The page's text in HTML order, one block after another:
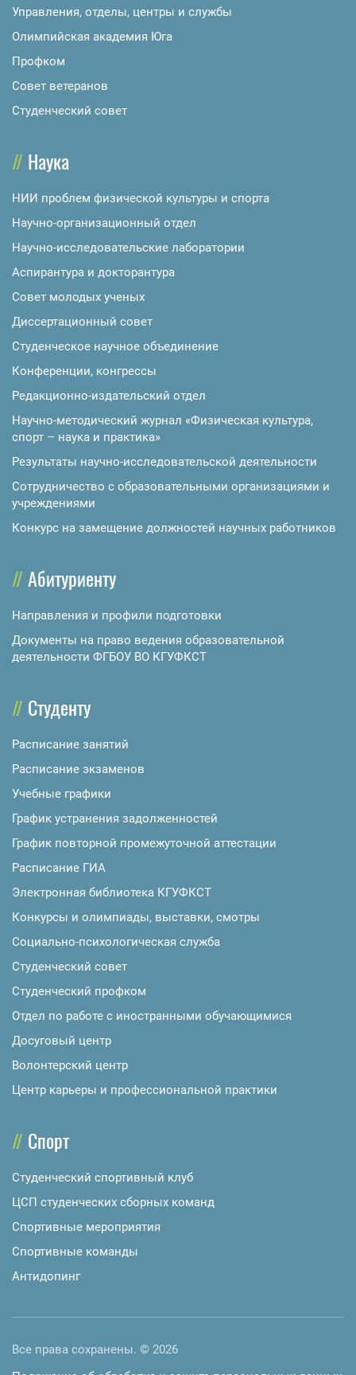
Управления, отделы, центры и службы
Олимпийская академия Юга
Профком
Совет ветеранов
Студенческий совет
Наука
НИИ проблем физической культуры и спорта
Научно-организационный отдел
Научно-исследовательские лаборатории
Аспирантура и докторантура
Совет молодых ученых
Диссертационный совет
Студенческое научное объединение
Конференции, конгрессы
Редакционно-издательский отдел
Научно-методический журнал «Физическая культура,
спорт – наука и практика»
Результаты научно-исследовательской деятельности
Сотрудничество с образовательными организациями и
учреждениями
Конкурс на замещение должностей научных работников
Абитуриенту
Направления и профили подготовки
Документы на право ведения образовательной
деятельности ФГБОУ ВО КГУФКСТ
Студенту
Расписание занятий
Расписание экзаменов
Учебные графики
График устранения задолженностей
График повторной промежуточной аттестации
Расписание ГИА
Электронная библиотека КГУФКСТ
Конкурсы и олимпиады, выставки, смотры
Социально-психологическая служба
Студенческий совет
Студенческий профком
Отдел по работе с иностранными обучающимися
Досуговый центр
Волонтерский центр
Центр карьеры и профессиональной практики
Спорт
Студенческий спортивный клуб
ЦСП студенческих сборных команд
Спортивные мероприятия
Спортивные команды
Антидопинг
Все права сохранены. © 2026